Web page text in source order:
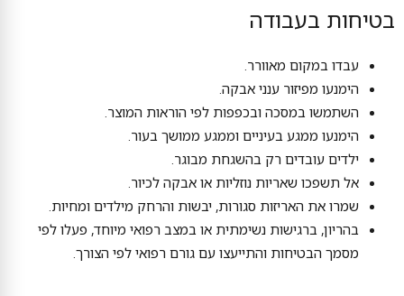
בטיחות בעבודה
עבדו במקום מאוורר.
הימנעו מפיזור ענני אבקה.
השתמשו במסכה ובכפפות לפי הוראות המוצר.
הימנעו ממגע בעיניים וממגע ממושך בעור.
ילדים עובדים רק בהשגחת מבוגר.
אל תשפכו שאריות נוזליות או אבקה לכיור.
שמרו את האריזות סגורות, יבשות והרחק מילדים ומחיות.
בהריון, ברגישות נשימתית או במצב רפואי מיוחד, פעלו לפי
מסמך הבטיחות והתייעצו עם גורם רפואי לפי הצורך.